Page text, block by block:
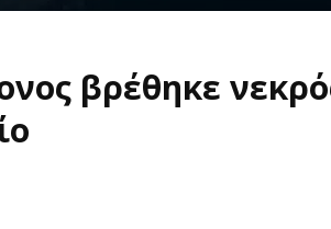
βρέθηκε